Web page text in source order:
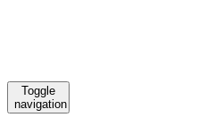
Toggle
navigation